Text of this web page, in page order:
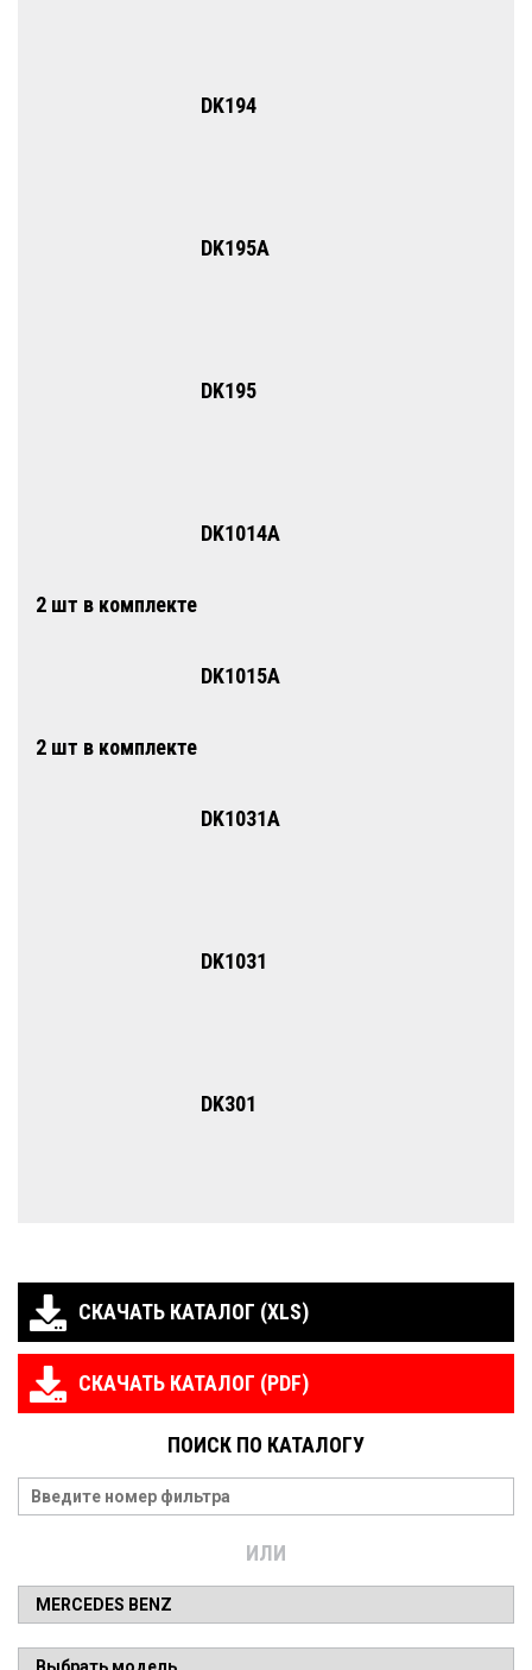
DK194
DK195A
DK195
DK1014A
2 шт в комплекте
DK1015A
2 шт в комплекте
DK1031A
DK1031
DK301
СКАЧАТЬ КАТАЛОГ (XLS)
СКАЧАТЬ КАТАЛОГ (PDF)
ПОИСК ПО КАТАЛОГУ
ИЛИ